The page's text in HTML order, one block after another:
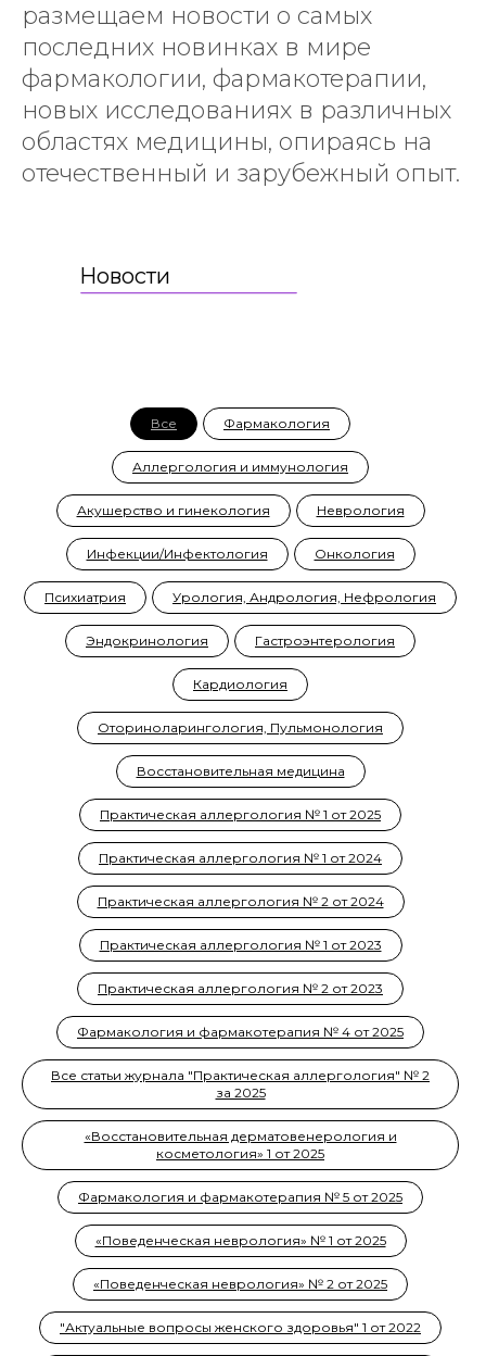
размещаем новости о самых
последних новинках в мире
фармакологии, фармакотерапии,
новых исследованиях в различных
областях медицины, опираясь на
отечественный и зарубежный опыт.
Новости
Все Фармакология
Аллергология и иммунология
Акушерство и гинекология Неврология
Инфекции/Инфектология Онкология
Психиатрия Урология, Андрология, Нефрология
Эндокринология Гастроэнтерология
Кардиология
Оториноларингология, Пульмонология
Восстановительная медицина
Практическая аллергология № 1 от 2025
Практическая аллергология № 1 от 2024
Практическая аллергология № 2 от 2024
Практическая аллергология № 1 от 2023
Практическая аллергология № 2 от 2023
Фармакология и фармакотерапия № 4 от 2025
Все статьи журнала "Практическая аллергология" № 2
за 2025
«Восстановительная дерматовенерология и
косметология» 1 от 2025
Фармакология и фармакотерапия № 5 от 2025
«Поведенческая неврология» № 1 от 2025
«Поведенческая неврология» № 2 от 2025
"Актуальные вопросы женского здоровья" 1 от 2022